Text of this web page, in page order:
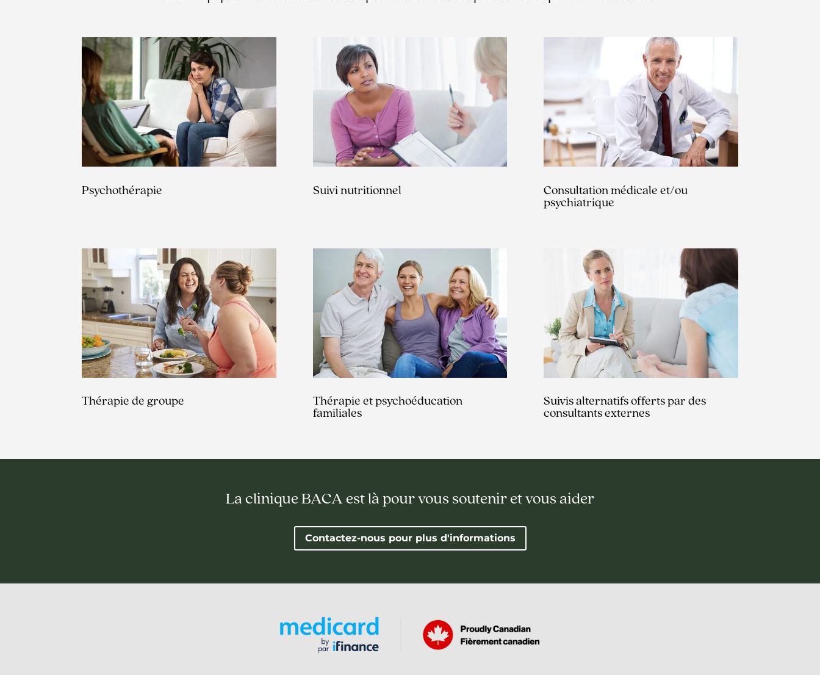
Psychothérapie Suivi nutritionnel
Consultation médicale et/ou
psychiatrique
Thérapie de groupe
Thérapie et psychoéducation
familiales
Suivis alternatifs offerts par des
consultants externes
La clinique BACA est là pour vous soutenir et vous aider
Contactez-nous pour plus d'informations